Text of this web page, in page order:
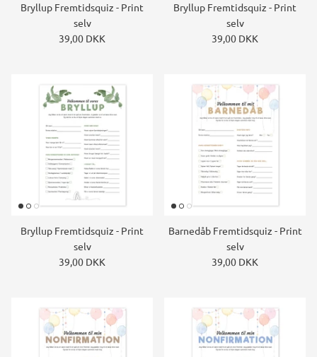
Bryllup Fremtidsquiz - Print
selv
39,00 DKK
Bryllup Fremtidsquiz - Print
selv
39,00 DKK
Bryllup Fremtidsquiz - Print
selv
39,00 DKK
Barnedåb Fremtidsquiz - Print
selv
39,00 DKK